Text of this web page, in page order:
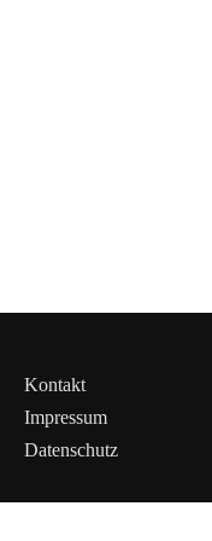
Kontakt
Impressum
Datenschutz